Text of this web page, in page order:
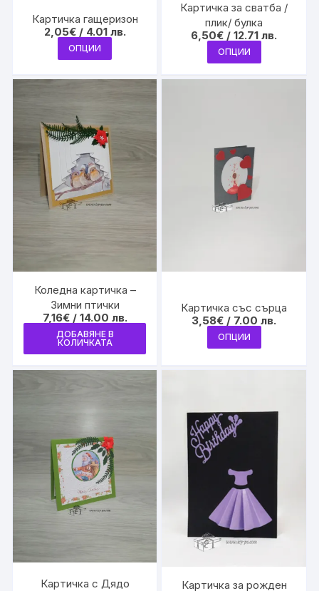
Картичка гащеризон
2,05€ / 4.01 лв.
ОПЦИИ
product
has
The
options
may
be
chosen
the
Картичка за сватба /
плик/ булка
6,50€ / 12.71 лв.
ОПЦИИ
product
has
page
Коледна картичка –
Зимни птички
7,16€ / 14.00 лв.
ДОБАВЯНЕ В
КОЛИЧКАТА
Картичка със сърца
3,58€ / 7.00 лв.
ОПЦИИ
product
has
The
options
on
the
product
Картичка с Дядо Картичка за рожден